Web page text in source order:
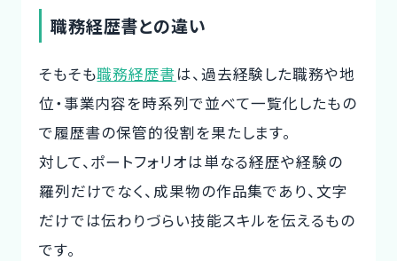
ご紹介します。最後まで読んで、是非案件獲得や転職にご活用く...
職務経歴書との違い
そもそも職務経歴書は、過去経験した職務や地
位・事業内容を時系列で並べて一覧化したもの
で履歴書の保管的役割を果たします。
対して、ポートフォリオは単なる経歴や経験の
羅列だけでなく、成果物の作品集であり、文字
だけでは伝わりづらい技能スキルを伝えるもの
です。